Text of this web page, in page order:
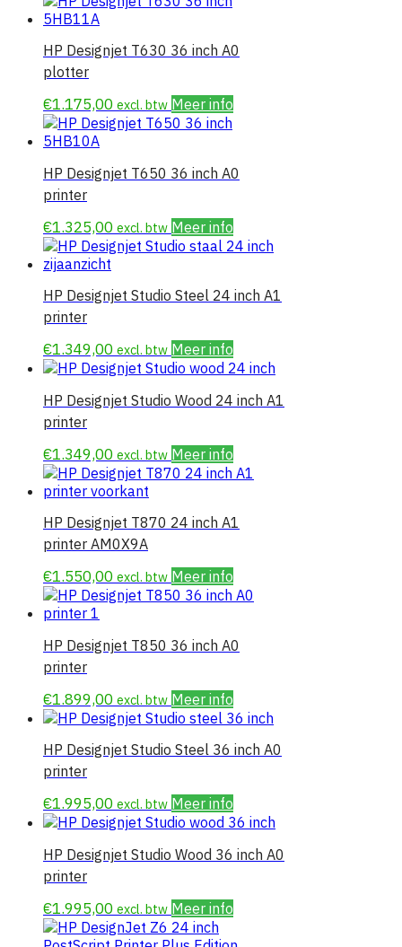
HP Designjet T630 36 inch A0
plotter
€1.175,00 excl. btw Meer info
HP Designjet T650 36 inch A0
printer
€1.325,00 excl. btw Meer info
HP Designjet Studio Steel 24 inch A1
printer
€1.349,00 excl. btw Meer info
HP Designjet Studio Wood 24 inch A1
printer
€1.349,00 excl. btw Meer info
HP Designjet T870 24 inch A1
printer AM0X9A
€1.550,00 excl. btw Meer info
HP Designjet T850 36 inch A0
printer
€1.899,00 excl. btw Meer info
HP Designjet Studio Steel 36 inch A0
printer
€1.995,00 excl. btw Meer info
HP Designjet Studio Wood 36 inch A0
printer
€1.995,00 excl. btw Meer info